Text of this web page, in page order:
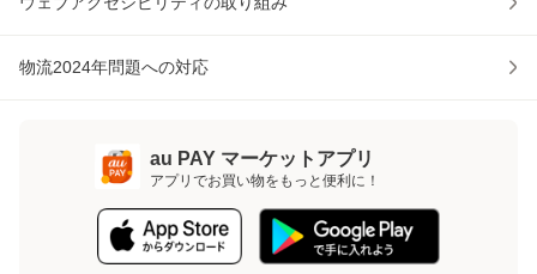
物流2024年問題への対応
au PAY マーケットアプリ
アプリでお買い物をもっと便利に！